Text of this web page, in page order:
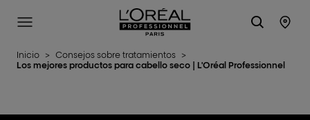
L'Oréal Professionnel Paris
Site Menu
Inicio > Consejos sobre tratamientos >
Los mejores productos para cabello seco | L'Oréal Professionnel